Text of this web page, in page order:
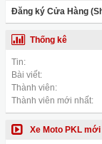
Đăng ký Cửa Hàng
Thống kê
Tin:
Bài viết:
Thành viên:
Thành viên mới nhất:
Xe Moto PKL